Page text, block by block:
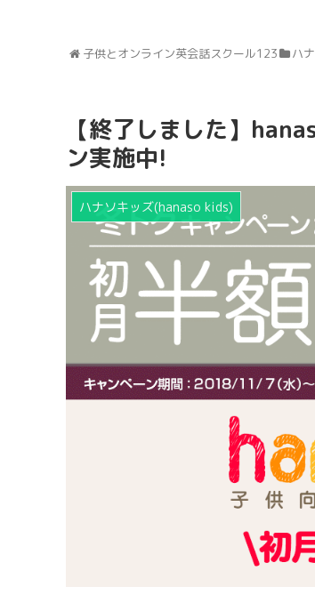
子供とオンライン英会話スクール123 ハ
【終了しました】
ン実施中!
ハナソキッズ(hanaso kids)